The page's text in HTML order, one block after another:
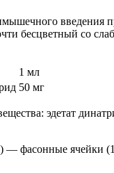
введения
бесцветный со
1 мл
50 мг
эдетат
— фасонные ячейки